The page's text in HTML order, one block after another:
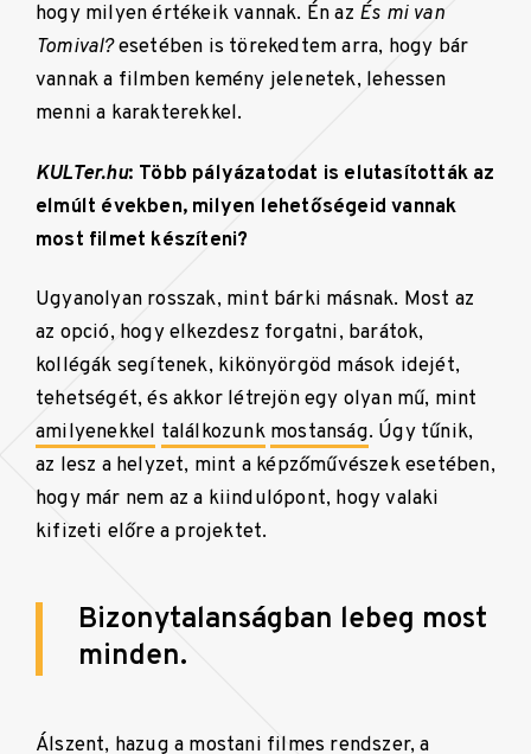
hogy milyen értékeik vannak. Én az És mi van
Tomival?esetében is törekedtem arra, hogy bár
vannak a filmben kemény jelenetek, lehessen
menni a karakterekkel.
KULTer.hu: Több pályázatodat is elutasították az
elmúlt években, milyen lehetőségeid vannak
most filmet készíteni?
Ugyanolyan rosszak, mint bárki másnak. Most az
az opció, hogy elkezdesz forgatni, barátok,
kollégák segítenek, kikönyörgöd mások idejét,
tehetségét, és akkor létrejön egy olyan mű, mint
amilyenekkel találkozunk mostanság. Úgy tűnik,
az lesz a helyzet, mint a képzőművészek esetében,
hogy már nem az a kiindulópont, hogy valaki
kifizeti előre a projektet.
Bizonytalanságban lebeg most
minden.
Álszent, hazug a mostani filmes rendszer, a